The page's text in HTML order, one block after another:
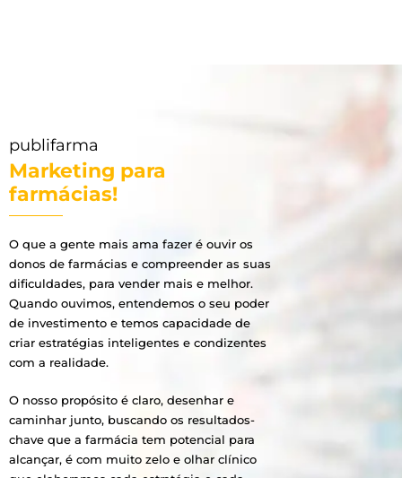
publifarma
Marketing para
farmácias!
O que a gente mais ama fazer é ouvir os
donos de farmácias e compreender as suas
dificuldades, para vender mais e melhor.
Quando ouvimos, entendemos o seu poder
de investimento e temos capacidade de
criar estratégias inteligentes e condizentes
com a realidade.
O nosso propósito é claro, desenhar e
caminhar junto, buscando os resultados-
chave que a farmácia tem potencial para
alcançar, é com muito zelo e olhar clínico